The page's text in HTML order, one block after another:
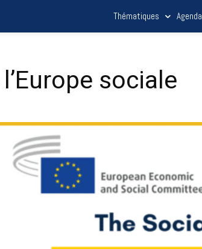
Thématiques Agenda
sociale